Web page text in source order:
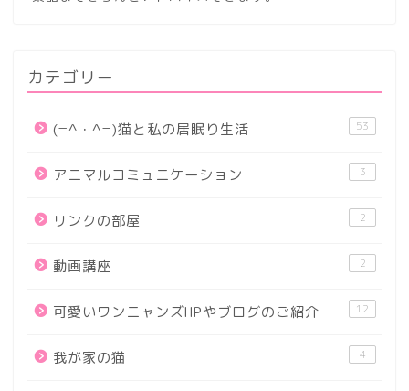
カテゴリー
(=^・^=)猫と私の居眠り生活 53
アニマルコミュニケーション 3
リンクの部屋 2
動画講座 2
可愛いワンニャンズHPやブログのご紹介 12
我が家の猫 4